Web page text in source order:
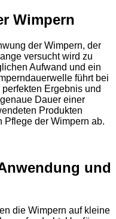
Wimpern
der Wimpern, der
versucht wird zu
Aufwand und ein
führt bei
Ergebnis und
Dauer einer
Produkten
der Wimpern ab.
und
die Wimpern auf kleine